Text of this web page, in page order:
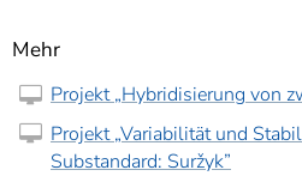
Mehr
Projekt „Hybridisierung von
Projekt „Variabilität und
Substandard: Suržyk”